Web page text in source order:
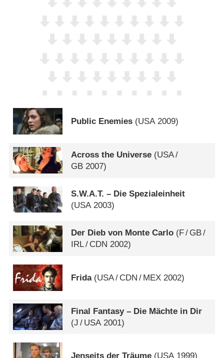
Public Enemies (USA2009)
Across the Universe (USA/
GB 2007)
S.W.A.T. – Die Spezialeinheit
(USA2003)
Der Dieb von Monte Carlo (F/ GB/
IRL/ CDN 2002)
Frida(USA/ CDN / MEX 2002)
Final Fantasy – Die Mächte in Dir
(J / USA 2001)
Jenseits der Träume (USA 1999)